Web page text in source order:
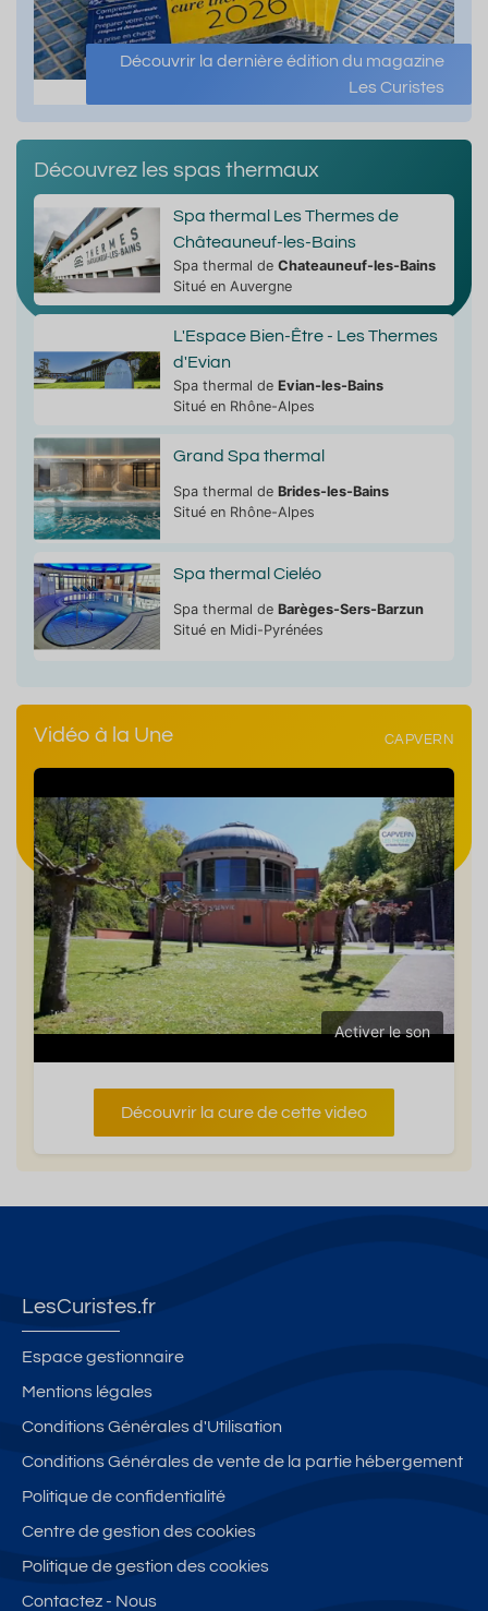
Découvrir la dernière édition du magazine
Les Curistes
Découvrez les spas thermaux
Spa thermal Les Thermes de
Châteauneuf-les-Bains
Spa thermal de Chateauneuf-les-Bains
Situé en Auvergne
L'Espace Bien-Être - Les Thermes
d'Evian
Spa thermal de Evian-les-Bains
Situé en Rhône-Alpes
Grand Spa thermal
Spa thermal de Brides-les-Bains
Situé en Rhône-Alpes
Spa thermal Cieléo
Spa thermal de Barèges-Sers-Barzun
Situé en Midi-Pyrénées
Vidéo à la Une CAPVERN
Activer le son
Découvrir la cure de cette video
LesCuristes.fr
Espace gestionnaire
Mentions légales
Conditions Générales d'Utilisation
Conditions Générales de vente de la partie hébergement
Politique de confidentialité
Centre de gestion des cookies
Politique de gestion des cookies
Contactez - Nous